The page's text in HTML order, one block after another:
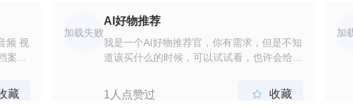
频 视
提
藏
加载失败
AI好物推荐
我是一个AI好物推荐官，你有需求，但是不知
道该买什么的时候，可以试试看，也许会给你
1人点赞过  收藏
加